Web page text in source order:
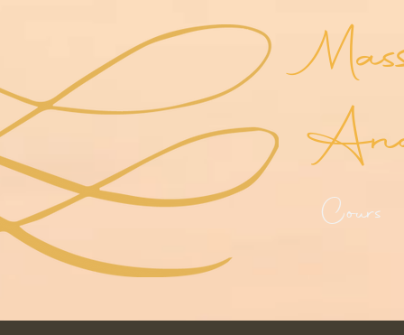
Cours